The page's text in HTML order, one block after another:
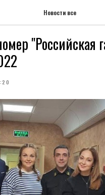
Новости все
"Российская